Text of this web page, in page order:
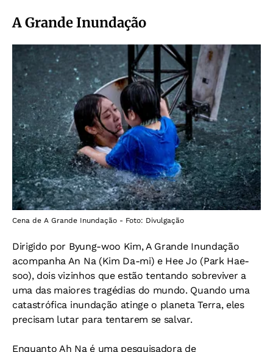
A Grande Inundação
Cena de A Grande Inundação - Foto: Divulgação
Dirigido por Byung-woo Kim, A Grande Inundação
acompanha An Na (Kim Da-mi) e Hee Jo (Park Hae-
soo), dois vizinhos que estão tentando sobreviver a
uma das maiores tragédias do mundo. Quando uma
catastrófica inundação atinge o planeta Terra, eles
precisam lutar para tentarem se salvar.
Enquanto Ah Na é uma pesquisadora de